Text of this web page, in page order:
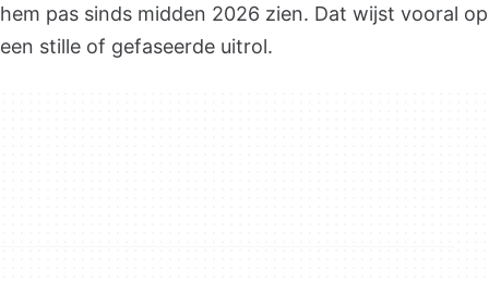
hem pas sinds midden 2026 zien. Dat wijst vooral op
een stille of gefaseerde uitrol.